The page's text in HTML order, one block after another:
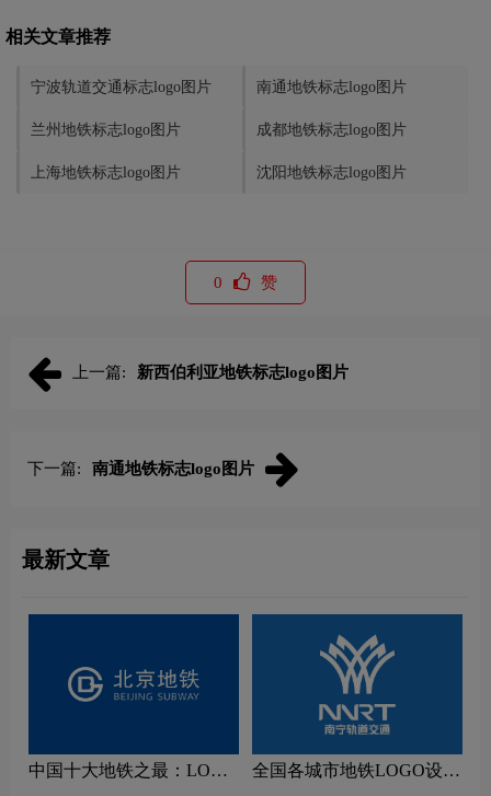
相关文章推荐
宁波轨道交通标志logo图片 南通地铁标志logo图片
兰州地铁标志logo图片 成都地铁标志logo图片
上海地铁标志logo图片 沈阳地铁标志logo图片
0 赞
上一篇: 新西伯利亚地铁标志logo图片
下一篇: 南通地铁标志logo图片
最新文章
中国十大地铁之最：LOGO
全国各城市地铁LOGO设计